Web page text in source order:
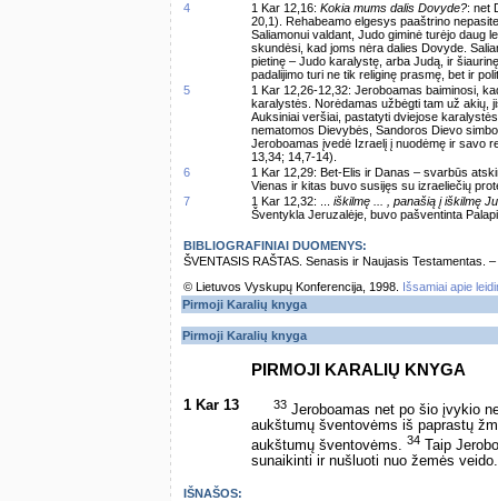
4
1 Kar 12,16: Kokia mums dalis Dovyde?: net
20,1). Rehabeamo elgesys paaštrino
Saliamonui valdant, Judo giminė turėjo daug
skundėsi, kad joms nėra dalies Dovyde.
pietinę – Judo karalystę, arba Judą, ir
padalijimo turi ne tik religinę prasmę, bet ir
5
1 Kar 12,26-12,32: Jeroboamas baiminosi,
karalystės. Norėdamas užbėgti tam už akių,
Auksiniai veršiai, pastatyti dviejose
nematomos Dievybės, Sandoros Dievo
Jeroboamas įvedė Izraelį į nuodėmę ir savo
13,34; 14,7-14).
6
1 Kar 12,29: Bet-Elis ir Danas – svarbūs
Vienas ir kitas buvo susijęs su izraeliečių
7
1 Kar 12,32: ... iškilmę ... , panašią į iškilmę
Šventykla Jeruzalėje, buvo pašventinta
BIBLIOGRAFINIAI DUOMENYS:
ŠVENTASIS RAŠTAS. Senasis ir Naujasis Testamentas.
© Lietuvos Vyskupų Konferencija, 1998.
Išsamiai apie
Pirmoji Karalių knyga
Pirmoji Karalių knyga
PIRMOJI KARALIŲ KNYGA
1 Kar 13 33 Jeroboamas net po šio įvykio
aukštumų šventovėms iš paprastų
aukštumų šventovėms. 34 Taip
sunaikinti ir nušluoti nuo žemės veido.
IŠNAŠOS: